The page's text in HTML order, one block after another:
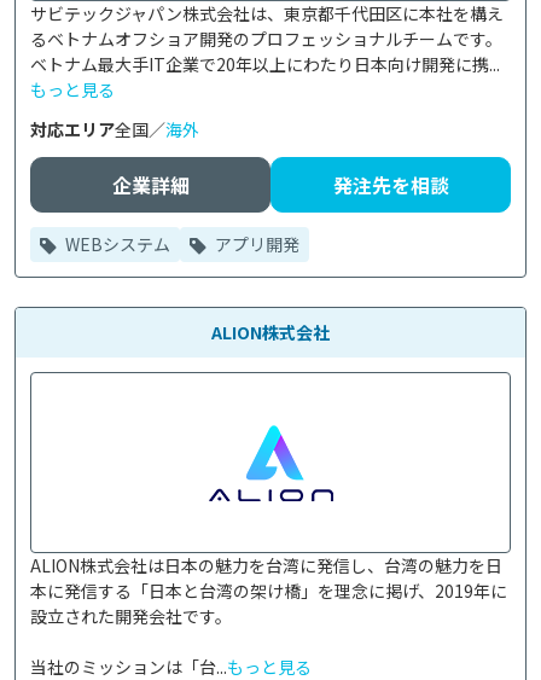
サビテックジャパン株式会社は、東京都千代田区に本社を構え
るベトナムオフショア開発のプロフェッショナルチームです。
ベトナム最大手IT企業で20年以上にわたり日本向け開発に携...
もっと見る
対応エリア全国／海外
企業詳細 発注先を相談
WEBシステム アプリ開発
ALION株式会社
ALION株式会社は日本の魅力を台湾に発信し、台湾の魅力を日
本に発信する「日本と台湾の架け橋」を理念に掲げ、2019年に
設立された開発会社です。
当社のミッションは「台...もっと見る